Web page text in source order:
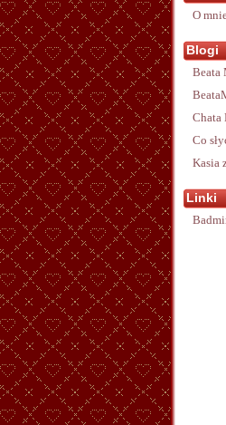
O
Blogi
Beata
Chata
Co
Kasia
Linki